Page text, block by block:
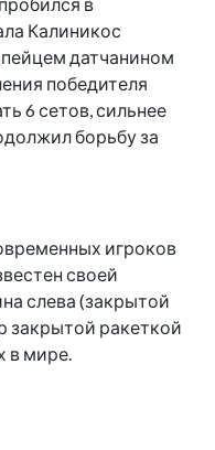
Калиникос
датчанином
победителя
6 сетов, сильнее
борьбу за
игроков
своей
слева (закрытой
закрытой ракеткой
в мире.